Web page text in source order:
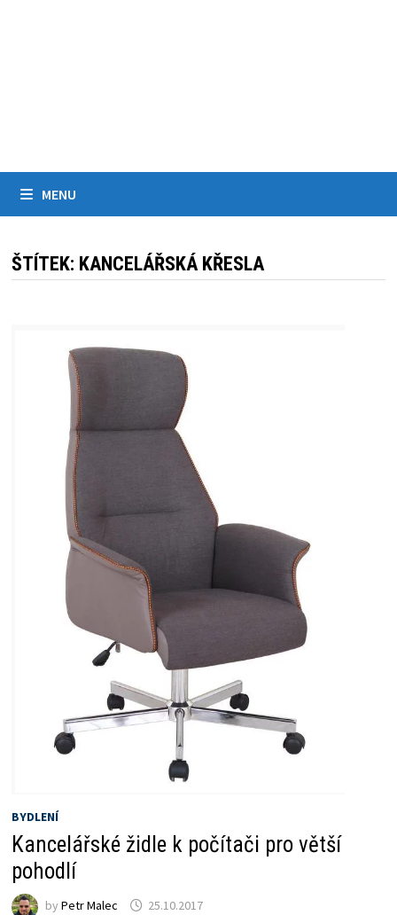
MENU
ŠTÍTEK: KANCELÁŘSKÁ KŘESLA
BYDLENÍ
Kancelářské židle k počítači pro větší
pohodlí
by Petr Malec 25.10.2017